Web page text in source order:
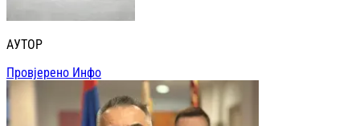
АУТОР
Провјерено Инфо